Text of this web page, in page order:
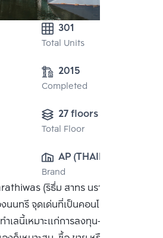
301
Total Units
2015
Completed
27 floors
Total Floor
AP (THAILAND)
PUBLIC CO.,
LTD.
Brand
(ริธึ่ม สาทร นราธิวาส) คอน
นทรี จุดเด่นที่เป็นคอนโดใจกลางย่าน
ลนี้เหมาะแก่การลงทุน-ปล่อยเช่า